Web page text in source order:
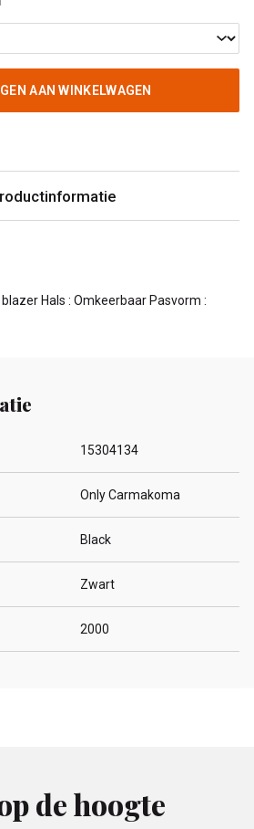
AAN WINKELWAGEN
Hals : Omkeerbaar Pasvorm :
15304134
Only Carmakoma
Black
Zwart
2000
de hoogte